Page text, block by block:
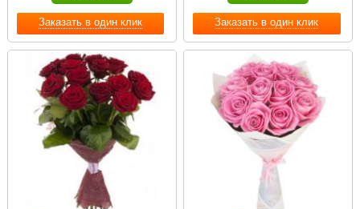
Заказать в один клик Заказать в один клик